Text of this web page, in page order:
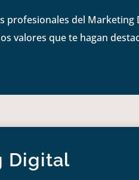
del
valores que te hagan
Digital